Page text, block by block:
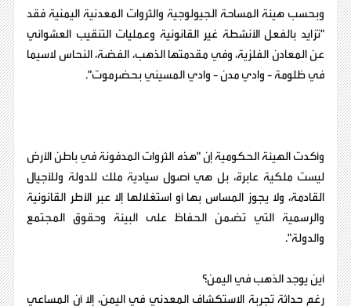
وبحسب هيئة المساحة الجيولوجية والثروات المعدنية اليمنية فقد
"تزايد بالفعل الأنشطة غير القانونية وعمليات التنقيب العشوائي
عن المعادن الفلزية، وفي مقدمتها الذهب، الفضة، النحاس لاسيما
في ظلومة - وادي مدن - وادي المسيني بحضرموت".
وأكدت الهيئة الحكومية إن "هذه الثروات المدفونة في باطن الأرض
ليست ملكية عابرة، بل هي أصول سيادية ملك للدولة وللأجيال
القادمة، ولا يجوز المساس بها أو استغلالها إلا عبر الأطر القانونية
والرسمية التي تضمن الحفاظ على البيئة وحقوق المجتمع
والدولة".
أين يوجد الذهب في اليمن؟
رغم حداثة تجربة الاستكشاف المعدني في اليمن، إلا أن المساعي